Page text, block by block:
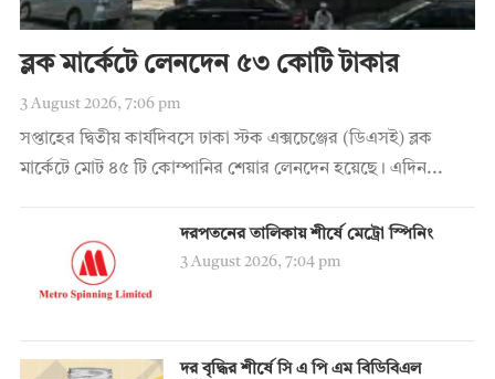
ব্লক মার্কেটে লেনদেন ৫৩ কোটি টাকার
3 August 2026, 7:06 pm
সপ্তাহের দ্বিতীয় কার্যদিবসে ঢাকা স্টক এক্সচেঞ্জের (ডিএসই) ব্লক
মার্কেটে মোট ৪৫ টি কোম্পানির শেয়ার লেনদেন হয়েছে। এদিন...
দরপতনের তালিকায় শীর্ষে মেট্রো স্পিনিং
3 August 2026, 7:04 pm
দর বৃদ্ধির শীর্ষে সি এ পি এম বিডিবিএল